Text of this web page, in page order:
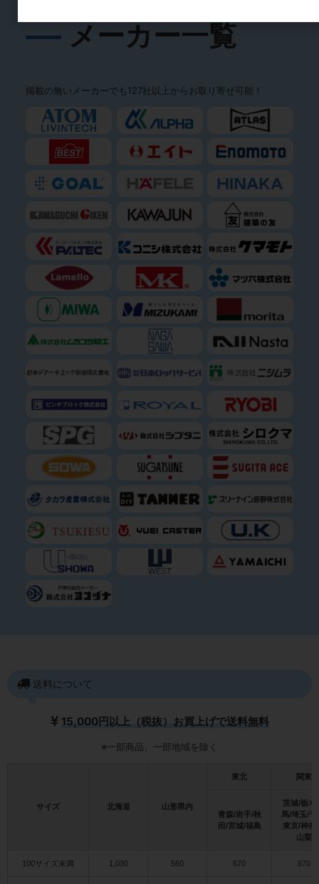
メーカー一覧
掲載の無いメーカーでも127社以上からお取り寄せ可能！
送料について
15,000円以上（税抜）お買上げで送料無料
※一部商品、一部地域を除く
サイズ 北海道 山形県内
東北 関東
青森/岩手/秋
田/宮城/福島
茨城/栃木
馬/埼玉/千
東京/神奈
山梨
100サイズ未満 1,030 560 670 670